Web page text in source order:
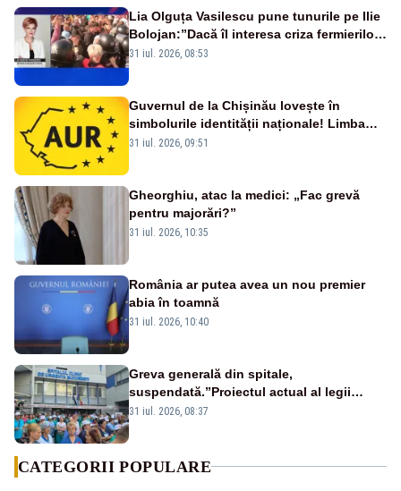
Lia Olguța Vasilescu pune tunurile pe Ilie
Bolojan:”Dacă îl interesa criza fermierilor
pleca din funcție”
31 iul. 2026, 08:53
Guvernul de la Chișinău lovește în
simbolurile identității naționale! Limba
română nu se economisește! Limba
31 iul. 2026, 09:51
Gheorghiu, atac la medici: „Fac grevă
pentru majorări?”
31 iul. 2026, 10:35
România ar putea avea un nou premier
abia în toamnă
31 iul. 2026, 10:40
Greva generală din spitale,
suspendată.”Proiectul actual al legii
salarizării nu mai există pentru noi”
31 iul. 2026, 08:37
CATEGORII POPULARE